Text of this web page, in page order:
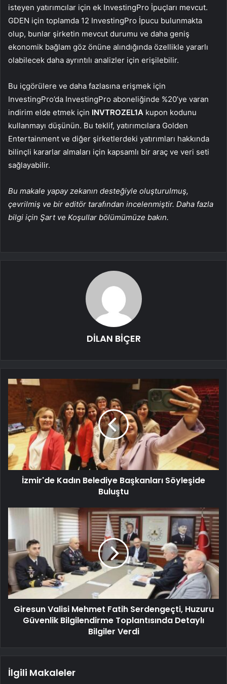
isteyen yatırımcılar için ek InvestingPro İpuçları mevcut.
GDEN için toplamda 12 InvestingPro İpucu bulunmakta
olup, bunlar şirketin mevcut durumu ve daha geniş
ekonomik bağlam göz önüne alındığında özellikle yararlı
olabilecek daha ayrıntılı analizler için erişilebilir.
Bu içgörülere ve daha fazlasına erişmek için
InvestingPro’da InvestingPro aboneliğinde %20’ye varan
indirim elde etmek için INVTROZEL1A kupon kodunu
kullanmayı düşünün. Bu teklif, yatırımcılara Golden
Entertainment ve diğer şirketlerdeki yatırımları hakkında
bilinçli kararlar almaları için kapsamlı bir araç ve veri seti
sağlayabilir.
Bu makale yapay zekanın desteğiyle oluşturulmuş,
çevrilmiş ve bir editör tarafından incelenmiştir. Daha fazla
bilgi için Şart ve Koşullar bölümümüze bakın.
DİLAN BİÇER
İzmir'de Kadın Belediye Başkanları Söyleşide
Buluştu
Giresun Valisi Mehmet Fatih Serdengeçti, Huzuru
Güvenlik Bilgilendirme Toplantısında Detaylı
Bilgiler Verdi
İlgili Makaleler